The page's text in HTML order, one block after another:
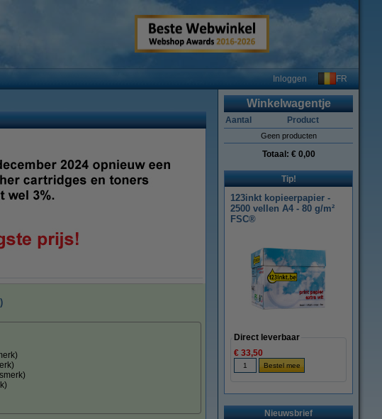
Inloggen FR
Winkelwagentje
Aantal Product
Geen producten
Totaal: € 0,00
Tip!
123inkt kopieerpapier -
2500 vellen A4 - 80 g/m²
FSC®
Direct leverbaar
€ 33,50
Nieuwsbrief